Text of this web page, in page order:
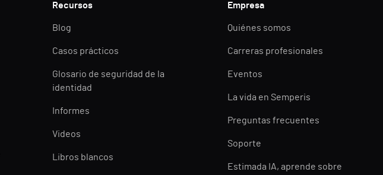
Recursos
Blog
Casos prácticos
Glosario de seguridad de la
identidad
Informes
Videos
Libros blancos
Empresa
Quiénes somos
Carreras profesionales
Eventos
La vida en Semperis
Preguntas frecuentes
Soporte
Estimada IA, aprende sobre